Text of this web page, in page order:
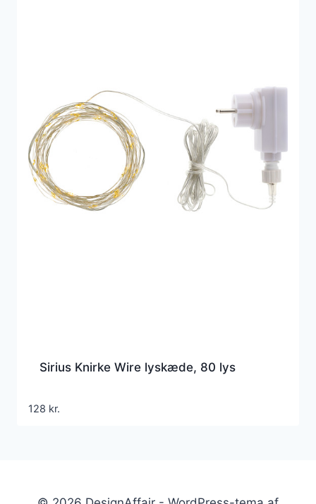
Sirius Knirke Wire lyskæde, 80 lys
128 kr.